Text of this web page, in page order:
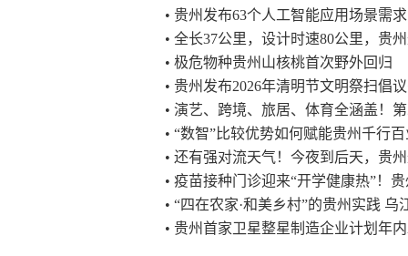
• 贵州发布63个人工智能应用场景需求
• 全长37公里，设计时速80公里，贵
• 极危物种贵州山核桃首次野外回归
• 贵州发布2026年清明节文明祭扫倡
• 演艺、跨境、旅居、体育全涵盖！
• “数智”比较优势如何赋能贵州千行
• 还有强对流天气！今夜到后天，贵
• 疫苗接种门诊迎来“开学健康热”！
• “四在农家·和美乡村”的贵州实践
• 贵州首家卫星整星制造企业计划年